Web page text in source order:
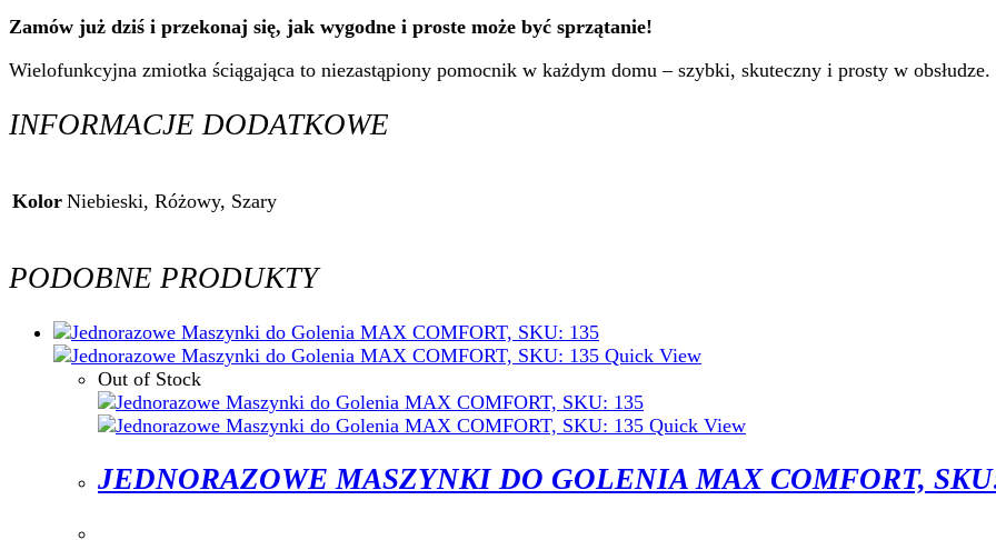
Zamów już dziś i przekonaj się, jak wygodne i proste może być sprzątanie!
Wielofunkcyjna zmiotka ściągająca to niezastąpiony pomocnik w każdym domu – szybki, skuteczny i prosty w obsłudze.
INFORMACJE DODATKOWE
Kolor Niebieski, Różowy, Szary
PODOBNE PRODUKTY
Quick View
Out of Stock
Quick View
JEDNORAZOWE MASZYNKI DO GOLENIA MAX COMFORT,